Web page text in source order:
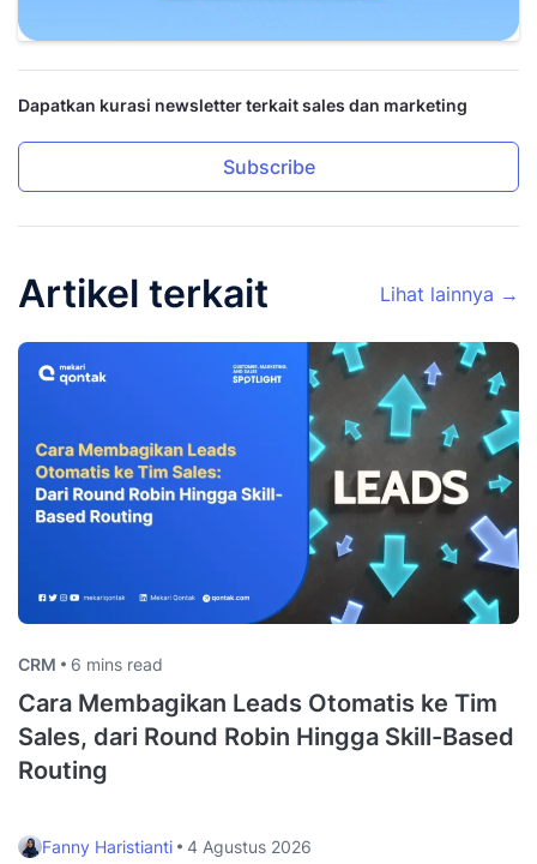
Dapatkan kurasi newsletter terkait sales dan marketing
Subscribe
Artikel terkait Lihat lainnya →
CRM 6 mins read
Cara Membagikan Leads Otomatis ke Tim
Sales, dari Round Robin Hingga Skill-Based
Routing
Fanny Haristianti 4 Agustus 2026